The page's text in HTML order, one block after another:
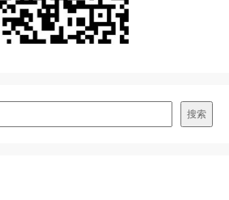
搜索